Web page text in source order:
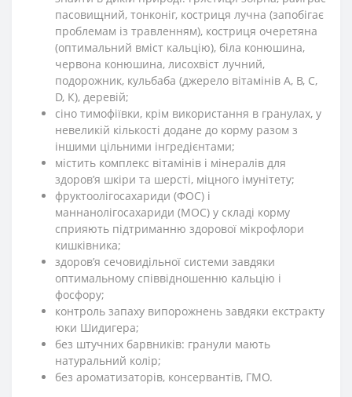
пасовищний, тонконіг, костриця лучна (запобігає
проблемам із травленням), костриця очеретяна
(оптимальний вміст кальцію), біла конюшина,
червона конюшина, лисохвіст лучний,
подорожник, кульбаба (джерело вітамінів А, В, С,
D, К), деревій;
сіно тимофіївки, крім використання в гранулах, у
невеликій кількості додане до корму разом з
іншими цільними інгредієнтами;
містить комплекс вітамінів і мінералів для
здоров’я шкіри та шерсті, міцного імунітету;
фруктоолігосахариди (ФОС) і
маннанолігосахариди (МОС) у складі корму
сприяють підтриманню здорової мікрофлори
кишківника;
здоров’я сечовидільної системи завдяки
оптимальному співвідношенню кальцію і
фосфору;
контроль запаху випорожнень завдяки екстракту
юки Шидигера;
без штучних барвників: гранули мають
натуральний колір;
без ароматизаторів, консервантів, ГМО.